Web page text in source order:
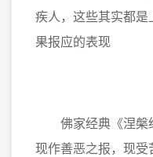
疾人，这些其实都是
果报应的表现
佛家经典《涅槃经
现作善恶之报，现